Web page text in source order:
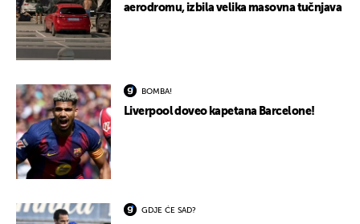
aerodromu, izbila velika masovna tučnjava
BOMBA!
Liverpool doveo kapetana Barcelone!
GDJE ĆE SAD?